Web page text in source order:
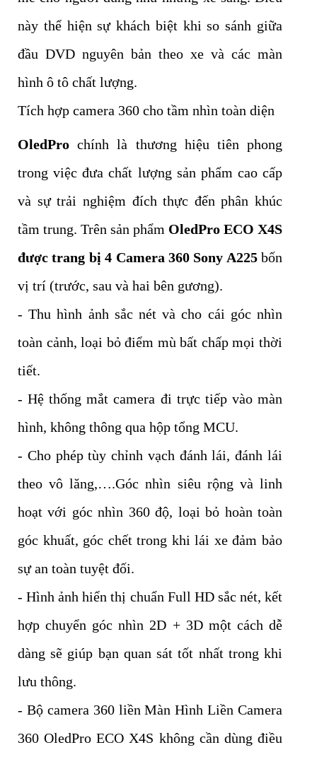
này thể hiện sự khách biệt khi so sánh giữa
đầu DVD nguyên bản theo xe và các màn
hình ô tô chất lượng.
Tích hợp camera 360 cho tầm nhìn toàn diện
OledPro chính là thương hiệu tiên phong
trong việc đưa chất lượng sản phẩm cao cấp
và sự trải nghiệm đích thực đến phân khúc
tầm trung. Trên sản phẩm OledPro ECO X4S
được trang bị 4 Camera 360 Sony A225bốn
vị trí (trước, sau và hai bên gương).
- Thu hình ảnh sắc nét và cho cái góc nhìn
toàn cảnh, loại bỏ điểm mù bất chấp mọi thời
tiết.
- Hệ thống mắt camera đi trực tiếp vào màn
hình, không thông qua hộp tổng MCU.
- Cho phép tùy chỉnh vạch đánh lái, đánh lái
theo vô lăng,….Góc nhìn siêu rộng và linh
hoạt với góc nhìn 360 độ, loại bỏ hoàn toàn
góc khuất, góc chết trong khi lái xe đảm bảo
sự an toàn tuyệt đối.
- Hình ảnh hiển thị chuẩn Full HD sắc nét, kết
hợp chuyển góc nhìn 2D + 3D một cách dễ
dàng sẽ giúp bạn quan sát tốt nhất trong khi
lưu thông.
- Bộ camera 360 liền Màn Hình Liền Camera
360 OledPro ECO X4S không cần dùng điều